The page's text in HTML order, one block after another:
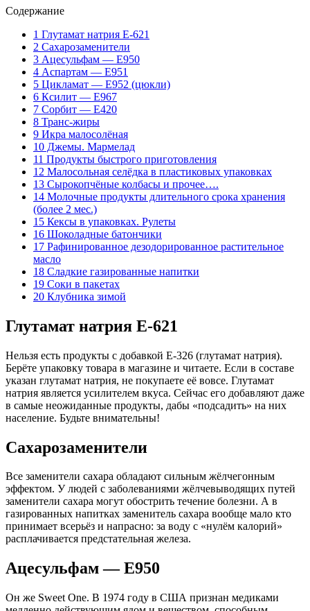
Содержание
1 Глутамат натрия E-621
2 Сахарозаменители
3 Ацесульфам — Е950
4 Аспартам — Е951
5 Цикламат — Е952 (цюкли)
6 Ксилит — Е967
7 Сорбит — Е420
8 Транс-жиры
9 Икра малосолёная
10 Джемы. Мармелад
11 Продукты быстрого приготовления
12 Малосольная селёдка в пластиковых упаковках
13 Сырокопчёные колбасы и прочее….
14 Молочные продукты длительного срока хранения
(более 2 мес.)
15 Кексы в упаковках. Рулеты
16 Шоколадные батончики
17 Рафинированное дезодорированное растительное
масло
18 Сладкие газированные напитки
19 Соки в пакетах
20 Клубника зимой
Глутамат натрия E-621
Нельзя есть продукты с добавкой Е-326 (глутамат натрия).
Берёте упаковку товара в магазине и читаете. Если в составе
указан глутамат натрия, не покупаете её вовсе. Глутамат
натрия является усилителем вкуса. Сейчас его добавляют даже
в самые неожиданные продукты, дабы «подсадить» на них
население. Будьте внимательны!
Сахарозаменители
Все заменители сахара обладают сильным жёлчегонным
эффектом. У людей с заболеваниями жёлчевыводящих путей
заменители сахара могут обострить течение болезни. А в
газированных напитках заменитель сахара вообще мало кто
принимает всерьёз и напрасно: за воду с «нулём калорий»
расплачивается предстательная железа.
Ацесульфам — Е950
Он же Sweet One. В 1974 году в США признан медиками